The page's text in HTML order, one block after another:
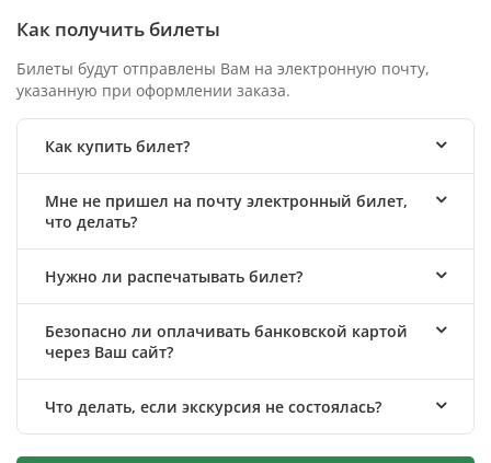
Как получить билеты
Билеты будут отправлены Вам на электронную почту,
указанную при оформлении заказа.
Как купить билет?
Мне не пришел на почту электронный билет,
что делать?
Нужно ли распечатывать билет?
Безопасно ли оплачивать банковской картой
через Ваш сайт?
Что делать, если экскурсия не состоялась?